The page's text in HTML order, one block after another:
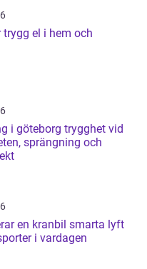
trygghet vid
sprängning och
kranbil smarta lyft
i vardagen